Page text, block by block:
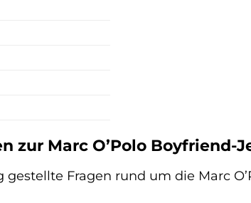
zur Marc O’Polo Boyfriend-
Fragen rund um die Marc